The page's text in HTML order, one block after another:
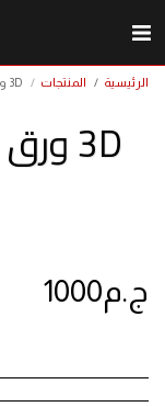
الرئيسية المنتجات 3D ورق حائط code - 162-094
ج.م1000